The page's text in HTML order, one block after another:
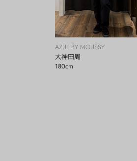
AZUL BY MOUSSY
大神田周
180cm